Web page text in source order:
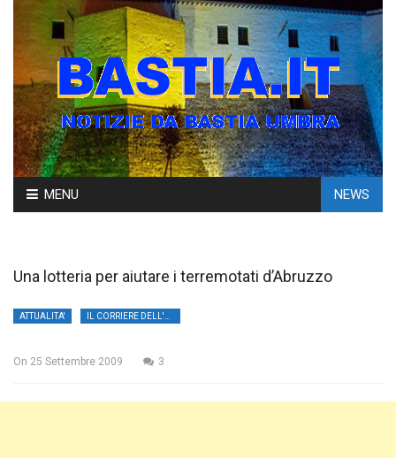
Skip
to
MENU NEWS
Una lotteria per aiutare i terremotati d’Abruzzo
ATTUALITA'
On 25 Settembre 2009 3